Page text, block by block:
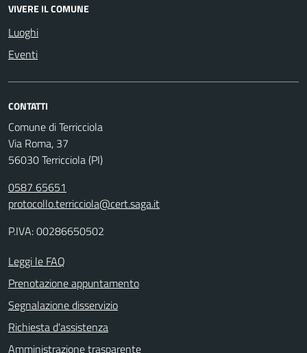
VIVERE IL COMUNE
Luoghi
Eventi
CONTATTI
Comune di Terricciola
Via Roma, 37
56030 Terricciola (PI)
0587 65651
protocollo.terricciola@cert.saga.it
P.IVA: 00286650502
Leggi le FAQ
Prenotazione appuntamento
Segnalazione disservizio
Richiesta d'assistenza
Amministrazione trasparente